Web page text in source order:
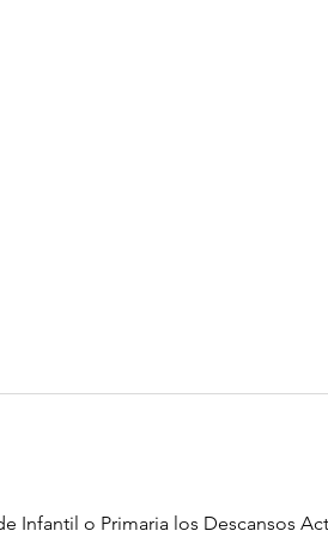
Infantil o Primaria los Descansos